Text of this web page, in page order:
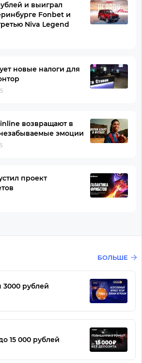
и выиграл
Fonbet и
Niva Legend
новые налоги для
возвращают в
эмоции
проект
БОЛЬШЕ
рублей
15 000 рублей